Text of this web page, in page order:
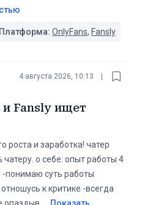
Платформа: OnlyFans, Fansly
4 августа 2026, 10:13
Fansly ищет
роста и заработка! чатер
чатеру. о себе: опыт работы 4
-понимаю суть работы
к критике -всегда